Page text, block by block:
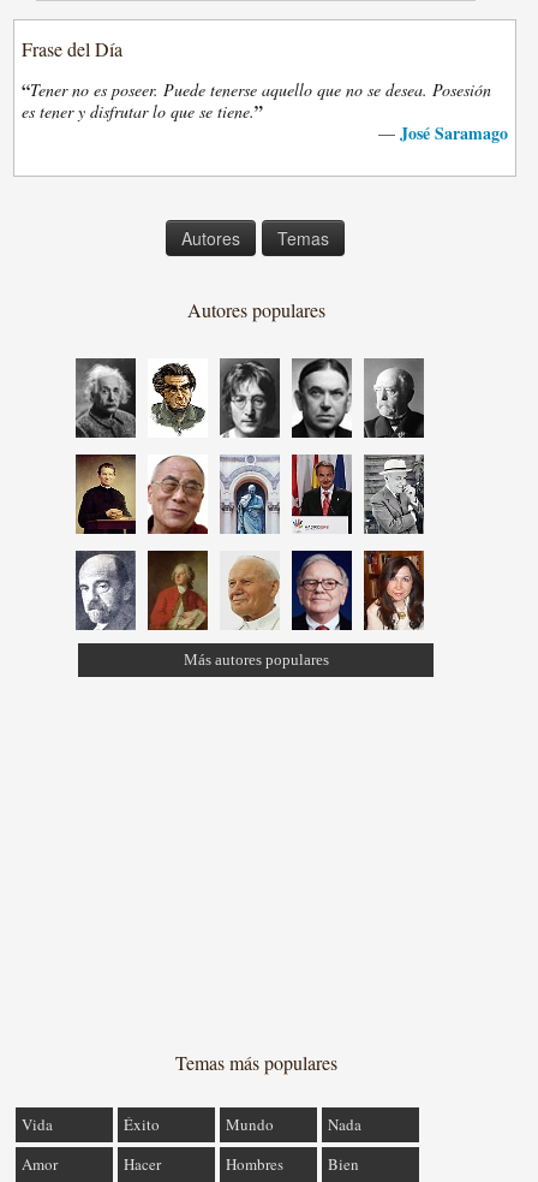
Frase del Día
“Tener no es poseer. Puede tenerse aquello que no se desea. Posesión
es tener y disfrutar lo que se tiene.”
— José Saramago
Autores Temas
Autores populares
Más autores populares
Temas más populares
Vida Éxito Mundo
Nada
Amor
Hacer Hombres Bien